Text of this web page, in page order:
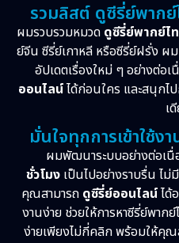
Period ย้อนยุค
Political การเมือง
Psychological จิตวิทยา
Revenge
Romance โรแมนติก
Sci-Fi วิทยาศาสตร์
Science
รวมลิสต์ ดูซีรี่ย์พาก
ผมรวบรวมหมวด ดูซีรี่ย์พากย์ไ
ย์จีน ซีรี่ย์เกาหลี หรือซีรี่ย์ฝรั่ง ผ
อัปเดตเรื่องใหม่ ๆ อย่างต่อ
ออนไลน์ได้ก่อนใคร และสนุกไ
เ
มั่นใจทุกการเข้าใช้ง
ผมพัฒนาระบบอย่างต่อเนื่
ชั่วโมงเป็นไปอย่างราบรื่น ไม่
คุณสามารถ ดูซีรี่ย์ออนไลน์ได้
งานง่าย ช่วยให้การหาซีรี่ย์พาก
ง่ายเพียงไม่กี่คลิก พร้อมให้คุณ